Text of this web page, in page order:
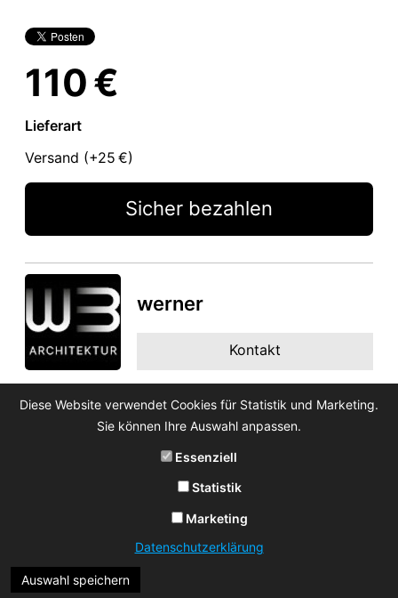
110 €
Lieferart
Versand (+25 €)
Sicher bezahlen
werner
Kontakt
Diese Website verwendet Cookies für Statistik und Marketing.
Sie können Ihre Auswahl anpassen.
Essenziell
Statistik
Marketing
Datenschutzerklärung
Auswahl speichern